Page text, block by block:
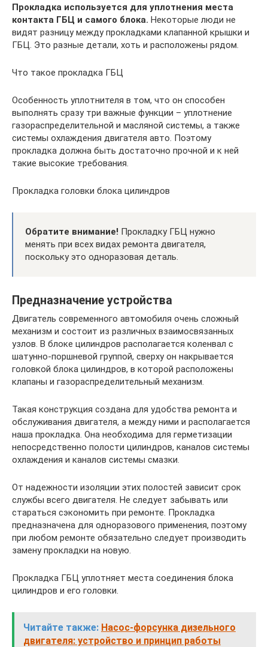
Прокладка используется для уплотнения места
контакта ГБЦ и самого блока. Некоторые люди не
видят разницу между прокладками клапанной крышки и
ГБЦ. Это разные детали, хоть и расположены рядом.
Что такое прокладка ГБЦ
Особенность уплотнителя в том, что он способен
выполнять сразу три важные функции – уплотнение
газораспределительной и масляной системы, а также
системы охлаждения двигателя авто. Поэтому
прокладка должна быть достаточно прочной и к ней
такие высокие требования.
Прокладка головки блока цилиндров
Обратите внимание! Прокладку ГБЦ нужно
менять при всех видах ремонта двигателя,
поскольку это одноразовая деталь.
Предназначение устройства
Двигатель современного автомобиля очень сложный
механизм и состоит из различных взаимосвязанных
узлов. В блоке цилиндров располагается коленвал с
шатунно-поршневой группой, сверху он накрывается
головкой блока цилиндров, в которой расположены
клапаны и газораспределительный механизм.
Такая конструкция создана для удобства ремонта и
обслуживания двигателя, а между ними и располагается
наша прокладка. Она необходима для герметизации
непосредственно полости цилиндров, каналов системы
охлаждения и каналов системы смазки.
От надежности изоляции этих полостей зависит срок
службы всего двигателя. Не следует забывать или
стараться сэкономить при ремонте. Прокладка
предназначена для одноразового применения, поэтому
при любом ремонте обязательно следует производить
замену прокладки на новую.
Прокладка ГБЦ уплотняет места соединения блока
цилиндров и его головки.
Читайте также: Насос-форсунка дизельного
двигателя: устройство и принцип работы